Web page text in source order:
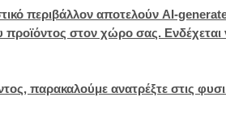
περιβάλλον αποτελούν AI-
στον χώρο σας.
παρακαλούμε ανατρέξτε στις